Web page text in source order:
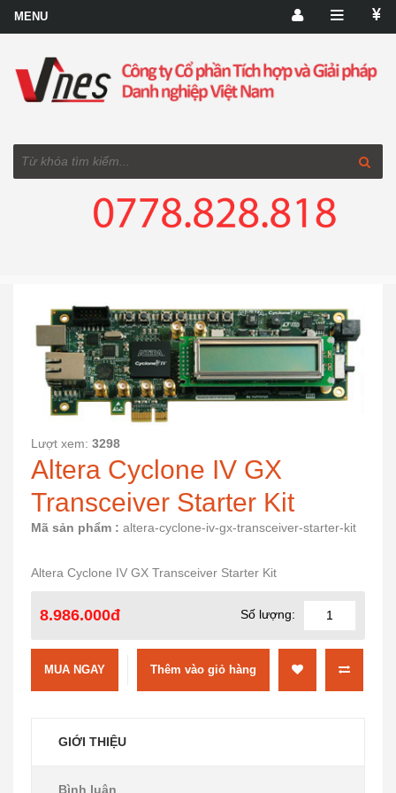
Lượt xem: 3298
Altera Cyclone IV GX
Transceiver Starter Kit
Mã sản phẩm : altera-cyclone-iv-gx-transceiver-starter-kit
Altera Cyclone IV GX Transceiver Starter Kit
8.986.000đ Số lượng:
MUA NGAY
GIỚI THIỆU
Bình luận